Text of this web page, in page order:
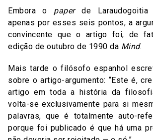
Embora o paperde Laraudogoitia
apenas por esses seis pontos, a
convincente que o artigo foi, de
edição de outubro de 1990 da Mind.
Mais tarde o filósofo espanhol
sobre o artigo-argumento: “Este é,
artigo em toda a história da
volta-se exclusivamente para si
palavras, que é totalmente auto-
porque foi publicado é que há uma